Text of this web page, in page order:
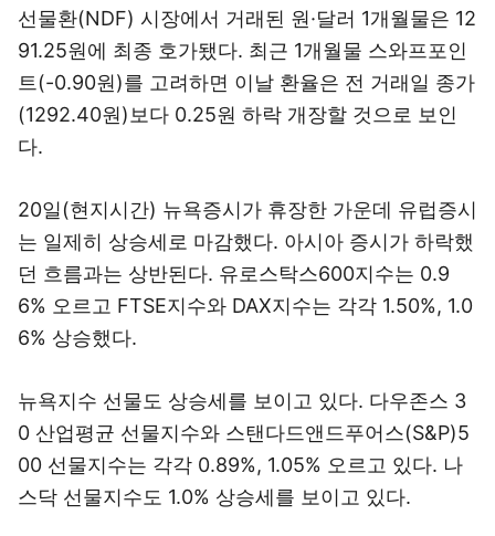
선물환(NDF) 시장에서 거래된 원·달러 1개월물은 12
91.25원에 최종 호가됐다. 최근 1개월물 스와프포인
트(-0.90원)를 고려하면 이날 환율은 전 거래일 종가
(1292.40원)보다 0.25원 하락 개장할 것으로 보인
다.
20일(현지시간) 뉴욕증시가 휴장한 가운데 유럽증시
는 일제히 상승세로 마감했다. 아시아 증시가 하락했
던 흐름과는 상반된다. 유로스탁스600지수는 0.9
6% 오르고 FTSE지수와 DAX지수는 각각 1.50%, 1.0
6% 상승했다.
뉴욕지수 선물도 상승세를 보이고 있다. 다우존스 3
0 산업평균 선물지수와 스탠다드앤드푸어스(S&P)5
00 선물지수는 각각 0.89%, 1.05% 오르고 있다. 나
스닥 선물지수도 1.0% 상승세를 보이고 있다.